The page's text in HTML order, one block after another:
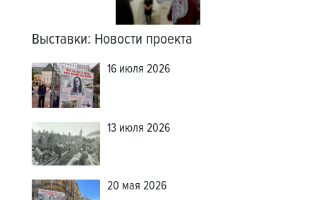
Выставки: Новости проекта
16 июля 2026
13 июля 2026
20 мая 2026